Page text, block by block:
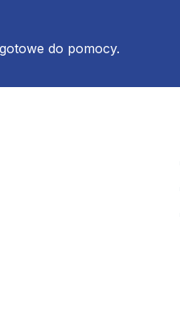
do pomocy.